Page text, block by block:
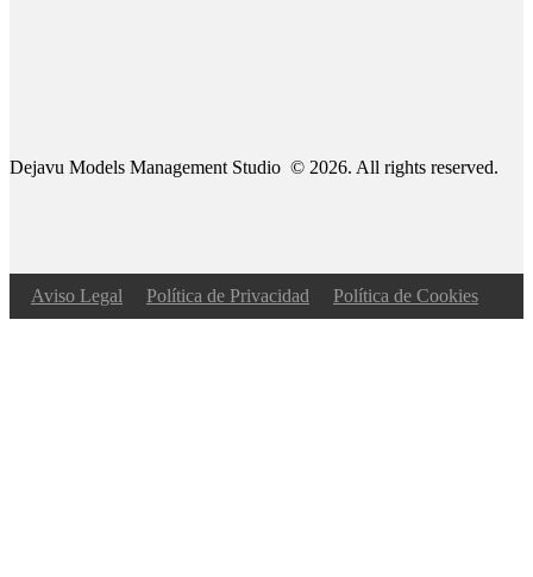
Dejavu Models Management Studio © 2026. All rights reserved.
Aviso Legal Política de Privacidad Política de Cookies